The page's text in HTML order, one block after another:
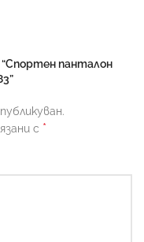
панталон
с *